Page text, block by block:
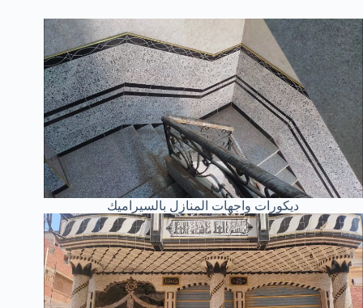
ديكورات واجهات المنازل بالسيراميك